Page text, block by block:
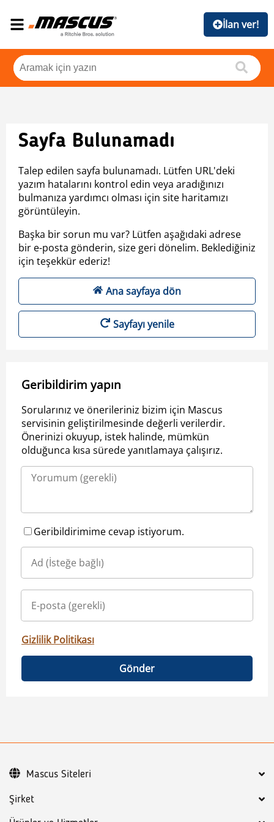
İlan ver!
Sayfa Bulunamadı
Talep edilen sayfa bulunamadı. Lütfen URL'deki
yazım hatalarını kontrol edin veya aradığınızı
bulmanıza yardımcı olması için site haritamızı
görüntüleyin.
Başka bir sorun mu var? Lütfen aşağıdaki adrese
bir e-posta gönderin, size geri dönelim. Beklediğiniz
için teşekkür ederiz!
Ana sayfaya dön
Sayfayı yenile
Geribildirim yapın
Sorularınız ve önerileriniz bizim için Mascus
servisinin geliştirilmesinde değerli verilerdir.
Önerinizi okuyup, istek halinde, mümkün
olduğunca kısa sürede yanıtlamaya çalışırız.
Geribildirimime cevap istiyorum.
Gizlilik Politikası
Gönder
Şirket
Mascus Siteleri